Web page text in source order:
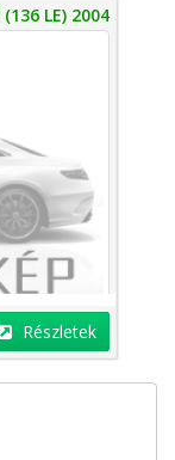
(136 LE) 2004
Részletek